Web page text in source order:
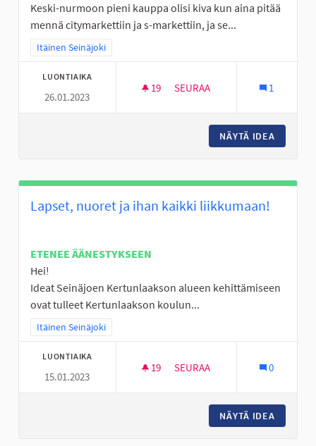
Keski-nurmoon pieni kauppa olisi kiva kun aina pitää
mennä citymarkettiin ja s-markettiin, ja se...
Rajaa tulokset teeman mukaan: Itäinen Seinäjoki
Itäinen Seinäjoki
LUONTIAIKA
26.01.2023
19 19 SEURAAJAA
SEURAA 1
NÄYTÄ IDEA
Lapset, nuoret ja ihan kaikki liikkumaan!
ETENEE ÄÄNESTYKSEEN
Hei!
Ideat Seinäjoen Kertunlaakson alueen kehittämiseen
ovat tulleet Kertunlaakson koulun...
Rajaa tulokset teeman mukaan: Itäinen Seinäjoki
Itäinen Seinäjoki
LUONTIAIKA
15.01.2023
19 19 SEURAAJAA
SEURAA 0
NÄYTÄ IDEA